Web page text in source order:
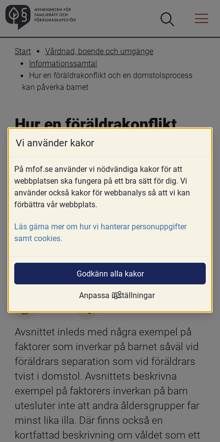
Öppna
Öppna
Menyn
Start
Vårdnad, boende och umgänge
Informationssamtal
Hur en föräldrakonflikt och en domstolsprocess
kan påverka barnet
Hur en föräldrakonflikt
och en domstolsprocess
kan påverka barnet
Skriv ut Dela
Avsnittet inleds med några exempel på
faktorer som inverkar på barnet såväl vid
föräldrars separation som vid föräldrars
tvist i domstol. Avsnittets beskrivna
exempel på faktorers inverkan på barn
utesluter inte att andra åldersgrupper far
minst lika illa. Där finns också en
kortfattad beskrivning om våldet som ett
Vi använder kakor
På mfof.se använder vi nödvändiga kakor för att
webbplatsen ska fungera på ett bra sätt för dig. Vi
använder också kakor för webbanalys så att vi kan
förbättra vår webbplats.
Läs gärna mer om hur vi hanterar personuppgifter
samt cookies.
Godkänn alla kakor
Anpassa inställningar